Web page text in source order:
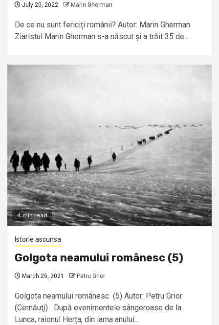
July 20, 2022 Marin Gherman
De ce nu sunt fericiți românii? Autor: Marin Gherman
Ziaristul Marin Gherman s-a născut și a trăit 35 de...
4 min read
Istorie ascunsa
Golgota neamului românesc (5)
March 25, 2021 Petru Grior
Golgota neamului românesc (5) Autor: Petru Grior
(Cernăuţi) După evenimentele sângeroase de la
Lunca, raionul Herţa, din iarna anului...